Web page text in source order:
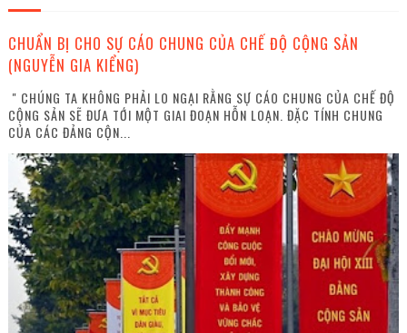
CHUẨN BỊ CHO SỰ CÁO CHUNG CỦA CHẾ ĐỘ CỘNG SẢN
(NGUYỄN GIA KIỂNG)
" CHÚNG TA KHÔNG PHẢI LO NGẠI RẰNG SỰ CÁO CHUNG CỦA CHẾ ĐỘ
CỘNG SẢN SẼ ĐƯA TỚI MỘT GIAI ĐOẠN HỖN LOẠN. ĐẶC TÍNH CHUNG
CỦA CÁC ĐẢNG CỘN...